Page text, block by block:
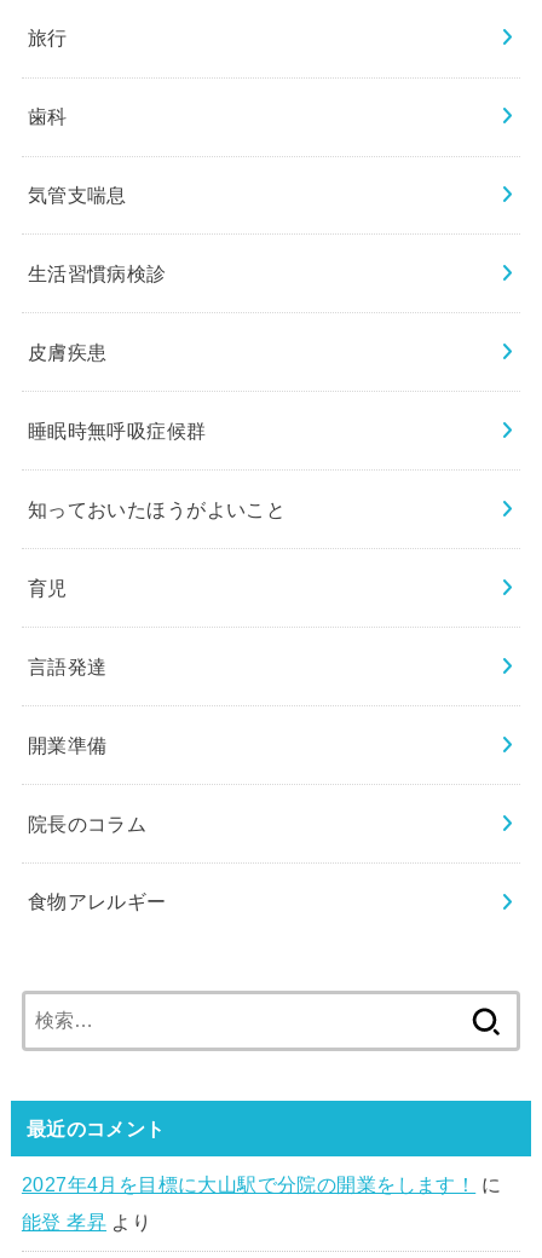
旅行
歯科
気管支喘息
生活習慣病検診
皮膚疾患
睡眠時無呼吸症候群
知っておいたほうがよいこと
育児
言語発達
開業準備
院長のコラム
食物アレルギー
索:
最近のコメント
2027年4月を目標に大山駅で分院の開業をします！
に
能登 孝昇より